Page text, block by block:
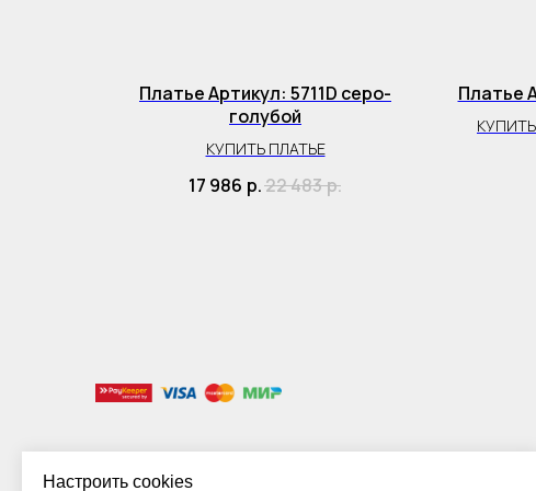
Настроить cookies
Платье Артикул: 5711D серо-
голубой
КУПИТЬ ПЛАТЬЕ
17 986 р.22 483р.
Платье